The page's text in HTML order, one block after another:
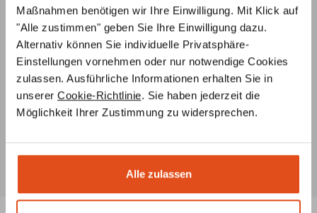
Maßnahmen benötigen wir Ihre Einwilligung. Mit Klick auf
"Alle zustimmen" geben Sie Ihre Einwilligung dazu.
Alternativ können Sie individuelle Privatsphäre-
Einstellungen vornehmen oder nur notwendige Cookies
zulassen. Ausführliche Informationen erhalten Sie in
unserer Cookie-Richtlinie. Sie haben jederzeit die
Möglichkeit Ihrer Zustimmung zu widersprechen.
Alle zulassen
UnsereOfenbauerstehen Ihnen von der
Ideenentwicklung bis zur fachgerechten Installation
Ihres Ofensjederzeit beratendzur Seite
Ersatzteilservice
Unsere Ofenbauerberaten Sie umfassend zu
Ersatzteilen für Ihren Ofen oder Kamin und helfen Ihnen